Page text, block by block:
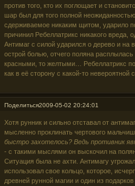
против того, кто их поглощает и
шар был для того полной
сдерживаемое никаким щитом, ударило
причинил Ребеллатрикс никакого вреда,
Антимаг с силой ударился о дерево и на
острой болью, отчего поляна
красными, то желтыми… Ребеллатрикс
как в её сторону с какой-то невероятной
Поделиться2009-05-02 20:24:01
Хотя рунник и сильно отставал от
мысленно проклинать чертового
быстро захотелось? Ведь противник
- с такими мыслями он выскочил на
Ситуация была не ахти. Антимагу
использовал свое кольцо, которое,
древней рунной магии и один из